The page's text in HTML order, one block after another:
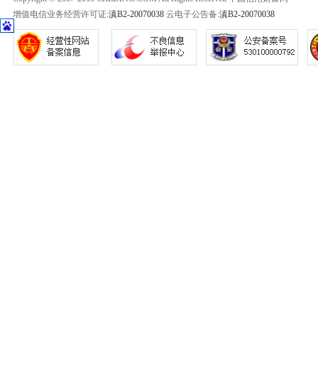
增值电信业务经营许可证:滇B2-20070038 云电子公告备:滇B2-20070038